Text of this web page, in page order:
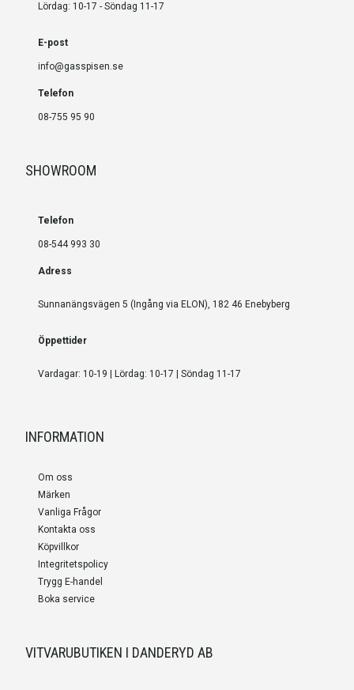
Lördag: 10-17 - Söndag 11-17
E-post
info@gasspisen.se
Telefon
08-755 95 90
SHOWROOM
Telefon
08-544 993 30
Adress
Sunnanängsvägen 5 (Ingång via ELON), 182 46 Enebyberg
Öppettider
Vardagar: 10-19 | Lördag: 10-17 | Söndag 11-17
INFORMATION
Om oss
Märken
Vanliga Frågor
Kontakta oss
Köpvillkor
Integritetspolicy
Trygg E-handel
Boka service
VITVARUBUTIKEN I DANDERYD AB